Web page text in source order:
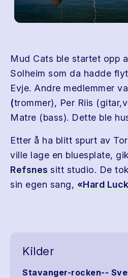
Mud Cats ble startet opp
Solheim som da hadde
Evje. Andre medlemmer
(trommer), Per Riis
Matre (bass). Dette ble
Etter å ha blitt spurt av
ville lage en bluesplate,
Refsnes sitt studio. De
sin egen sang, «Hard
Kilder
Stavanger-rocken--